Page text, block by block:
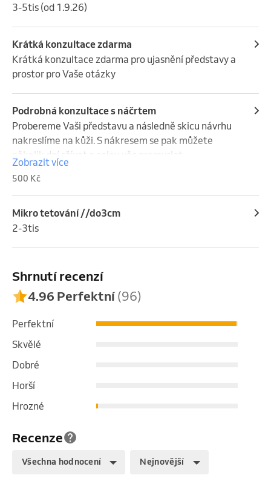
3-5tis (od 1.9.26)
Krátká konzultace zdarma
Krátká konzultace zdarma pro ujasnění představy a
prostor pro Vaše otázky
Podrobná konzultace s náčrtem
Probereme Vaši představu a následně skicu návrhu
nakreslíme na kůži. S nákresem se pak můžete
několik dní sžívat a celou věc promyslet.
Zobrazit více
500 Kč
Mikro tetování //do3cm
2-3tis
Recenze
Všechna hodnocení Nejnovější
Shrnutí recenzí
4.96 Perfektní(96)
Perfektní
Skvělé
Dobré
Horší
Hrozné